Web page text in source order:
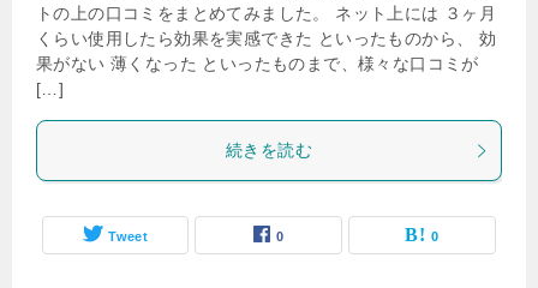
トの上の口コミをまとめてみました。 ネット上には ３ヶ月
くらい使用したら効果を実感できた といったものから、 効
果がない 薄くなった といったものまで、様々な口コミが
[…]
続きを読む
Tweet 0 0